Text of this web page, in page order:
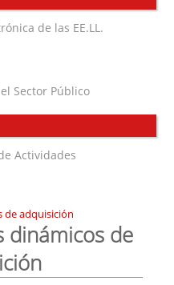
de las EE.LL.
Sector Público
Actividades
de adquisición
dinámicos de